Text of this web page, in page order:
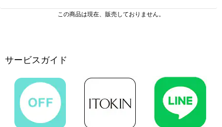
この商品は現在、販売しておりません。
サービスガイド